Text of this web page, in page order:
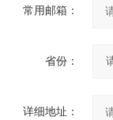
常用邮箱：
省份：
详细地址：